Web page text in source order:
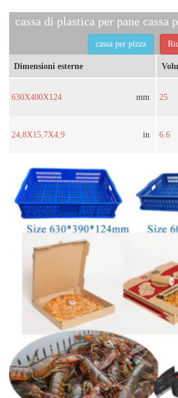
cassa di plastica per pane cassa
cassa per pizza
Dimensioni esterne
630X400X124 mm
24,8X15,7X4,9 in
25
6.6